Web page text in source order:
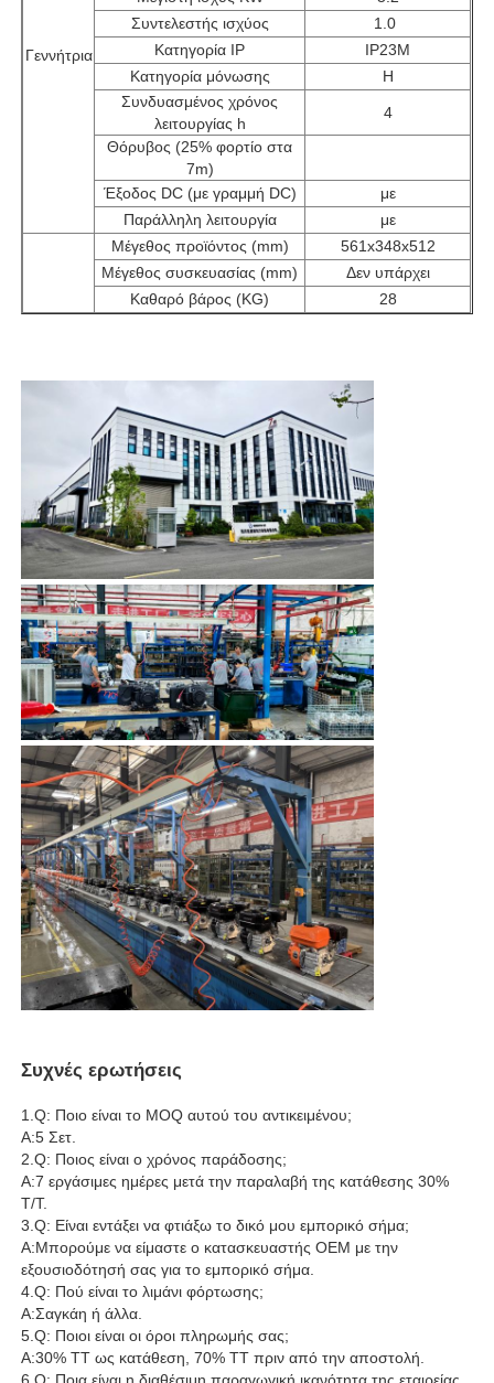
Γεννήτρια
Συντελεστής ισχύος
1.0
Κατηγορία IP
IP23M
Κατηγορία μόνωσης
H
Συνδυασμένος χρόνος
λειτουργίας h
4
Θόρυβος (25% φορτίο στα
7m)
Έξοδος DC (με γραμμή DC)
με
Παράλληλη λειτουργία
με
Μέγεθος προϊόντος (mm)
561x348x512
Μέγεθος συσκευασίας (mm)
Δεν υπάρχει
Καθαρό βάρος (KG)
28
Συχνές ερωτήσεις
1.Q: Ποιο είναι το MOQ αυτού του αντικειμένου;
A:5 Σετ.
2.Q: Ποιος είναι ο χρόνος παράδοσης;
A:7 εργάσιμες ημέρες μετά την παραλαβή της κατάθεσης 30%
T/T.
3.Q: Είναι εντάξει να φτιάξω το δικό μου εμπορικό σήμα;
A:Μπορούμε να είμαστε ο κατασκευαστής OEM με την
εξουσιοδότησή σας για το εμπορικό σήμα.
4.Q: Πού είναι το λιμάνι φόρτωσης;
A:Σαγκάη ή άλλα.
5.Q: Ποιοι είναι οι όροι πληρωμής σας;
A:30% TT ως κατάθεση, 70% TT πριν από την αποστολή.